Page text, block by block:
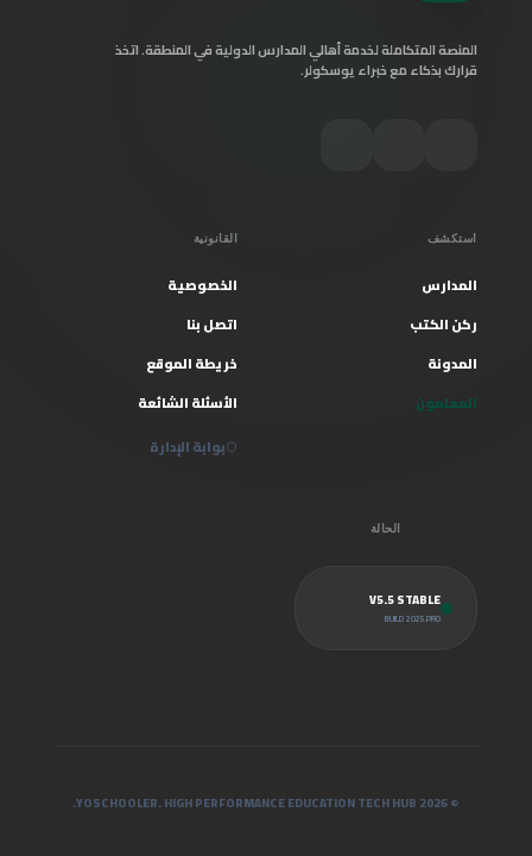
المنصة المتكاملة لخدمة أهالي المدارس الدولية في المنطقة. اتخذ
قرارك بذكاء مع خبراء يوسكولر.
استكشف
المدارس
ركن الكتب
المدونة
المعلمون
القانونية
الخصوصية
اتصل بنا
خريطة الموقع
الأسئلة الشائعة
بوابة الإدارة
الحالة
V5.5 STABLE
BUILD 2025.PRO
© 2026 YOSCHOOLER. HIGH PERFORMANCE EDUCATION TECH HUB.